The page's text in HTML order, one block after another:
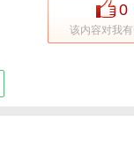
0
该内容对我